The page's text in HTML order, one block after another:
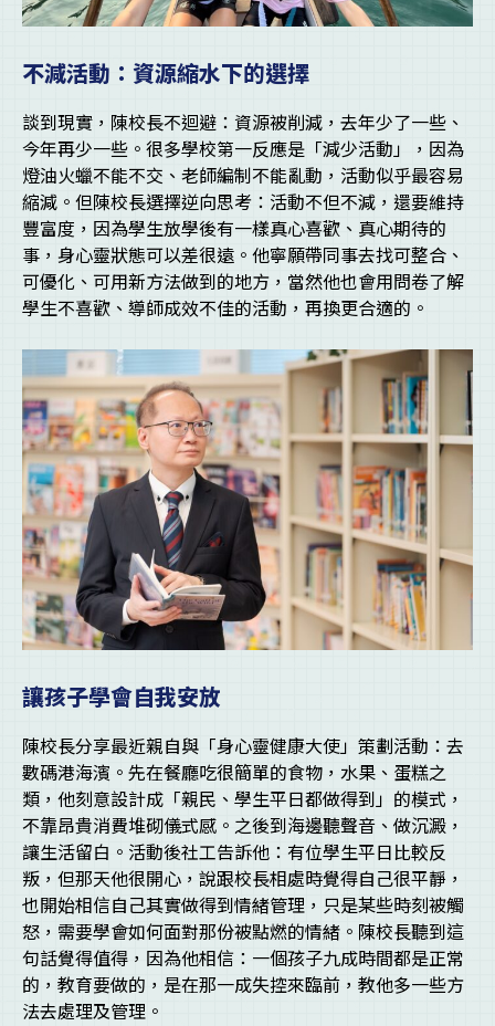
不減活動：資源縮水下的選擇
談到現實，陳校長不迴避：資源被削減，去年少了一些、
今年再少一些。很多學校第一反應是「減少活動」，因為
燈油火蠟不能不交、老師編制不能亂動，活動似乎最容易
縮減。但陳校長選擇逆向思考：活動不但不減，還要維持
豐富度，因為學生放學後有一樣真心喜歡、真心期待的
事，身心靈狀態可以差很遠。他寧願帶同事去找可整合、
可優化、可用新方法做到的地方，當然他也會用問卷了解
學生不喜歡、導師成效不佳的活動，再換更合適的。
讓孩子學會自我安放
陳校長分享最近親自與「身心靈健康大使」策劃活動：去
數碼港海濱。先在餐廳吃很簡單的食物，水果、蛋糕之
類，他刻意設計成「親民、學生平日都做得到」的模式，
不靠昂貴消費堆砌儀式感。之後到海邊聽聲音、做沉澱，
讓生活留白。活動後社工告訴他：有位學生平日比較反
叛，但那天他很開心，說跟校長相處時覺得自己很平靜，
也開始相信自己其實做得到情緒管理，只是某些時刻被觸
怒，需要學會如何面對那份被點燃的情緒。陳校長聽到這
句話覺得值得，因為他相信：一個孩子九成時間都是正常
的，教育要做的，是在那一成失控來臨前，教他多一些方
法去處理及管理。